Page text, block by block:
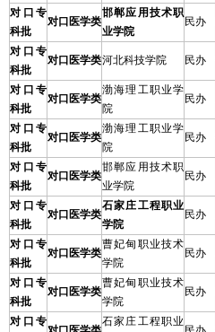
对口专
科批
对口医学类
邯郸应用技术职
业学院
民办
对口专
科批
对口医学类河北科技学院 民办
对口专
科批
对口医学类
渤海理工职业学
院
民办
对口专
科批
对口医学类
渤海理工职业学
院
民办
对口专
科批
对口医学类
邯郸应用技术职
业学院
民办
对口专
科批
对口医学类
石家庄工程职业
学院
民办
对口专
科批
对口医学类
曹妃甸职业技术
学院
民办
对口专
科批
对口医学类
曹妃甸职业技术
学院
民办
对口专
石家庄工程职业